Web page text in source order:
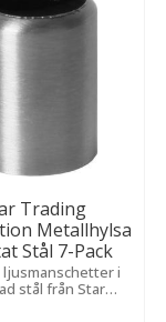
Trading
Metallhylsa
Stål 7-Pack
ljusmanschetter i
stål från Star